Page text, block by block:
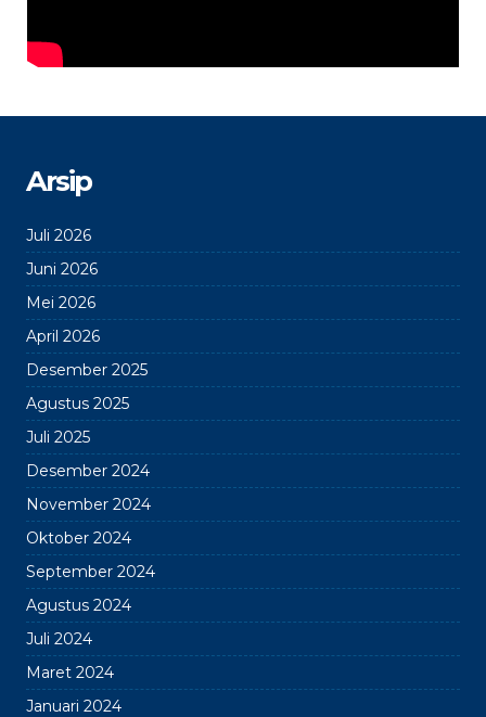
Arsip
Juli 2026
Juni 2026
Mei 2026
April 2026
Desember 2025
Agustus 2025
Juli 2025
Desember 2024
November 2024
Oktober 2024
September 2024
Agustus 2024
Juli 2024
Maret 2024
Januari 2024